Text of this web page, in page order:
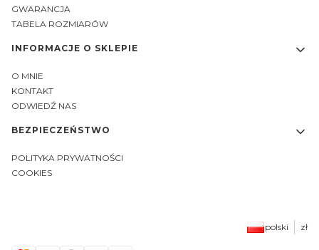
GWARANCJA
TABELA ROZMIARÓW
INFORMACJE O SKLEPIE
O MNIE
KONTAKT
ODWIEDŹ NAS
BEZPIECZEŃSTWO
POLITYKA PRYWATNOŚCI
COOKIES
polski zł